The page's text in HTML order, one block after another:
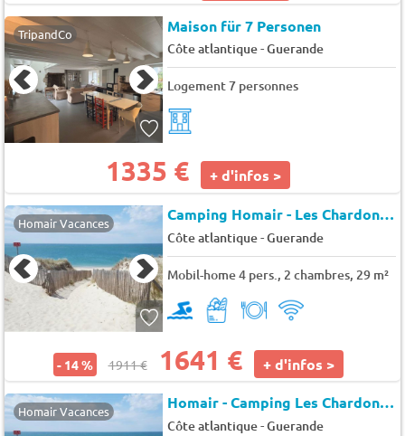
TripandCo Maison für 7 Personen
Côte atlantique-Guerande
Logement 7 personnes
1335 € + d'infos >
Homair Vacances Camping Homair - Les Chardons Bleus de la Turballe (19121)
Côte atlantique-Guerande
Mobil-home 4 pers., 2 chambres, 29 m²
- 14 % 1911 € 1641 € + d'infos >
Homair Vacances Homair - Camping Les Chardons Bleus de La Turballe (1642)
Côte atlantique-Guerande